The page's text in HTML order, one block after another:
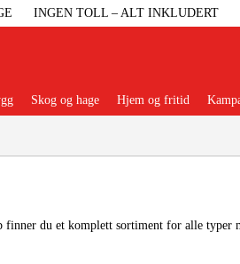
INGEN TOLL – ALT INKLUDERT
Skog og hage Hjem og fritid
finner du et komplett sortiment for alle typer